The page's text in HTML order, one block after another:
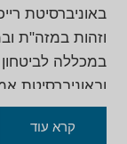
באוניברסיטת
וזהות במזה"ת
במכללה
ובאוניברסיטת
עברי שפרסם
למספר שפות.
קרא עוד